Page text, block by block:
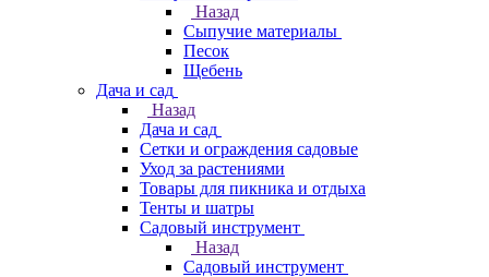
Назад
Сыпучие материалы
Песок
Щебень
Дача и сад
Назад
Дача и сад
Сетки и ограждения садовые
Уход за растениями
Товары для пикника и отдыха
Тенты и шатры
Садовый инструмент
Назад
Садовый инструмент